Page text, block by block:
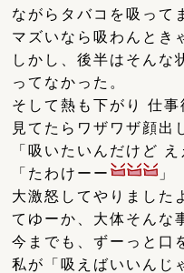
ながらタバコを吸って
マズいなら吸わんとき
しかし、後半はそんな
ってなかった。
そして熱も下がり 仕
見てたらワザワザ顔出
「吸いたいんだけど え
「たわけーー
」
大激怒してやりました
てゆーか、大体そんな
今までも、ずーっと口
私が「吸えばいいんじ